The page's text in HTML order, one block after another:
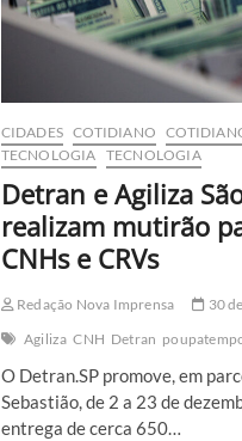
CIDADES COTIDIANO
TECNOLOGIA TECNOLOGIA
Detran e Agiliza
realizam mutirão
CNHs e CRVs
Redação Nova Imprensa
30
Agiliza CNH Detran
O Detran.SP promove, em
Sebastião, de 2 a 23 de
entrega de cerca 650…